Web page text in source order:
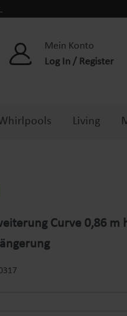
Mein Konto
Log In / Register
Living
Curve 0,86 m